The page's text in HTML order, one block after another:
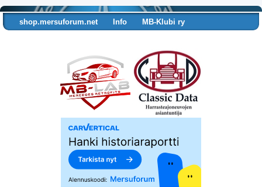
shop.mersuforum.net Info
MB-Klubi ry